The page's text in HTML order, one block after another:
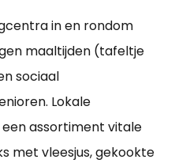
in en rondom
maaltijden (tafeltje
sociaal
Lokale
assortiment vitale
met vleesjus, gekookte